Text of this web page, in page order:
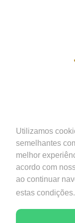
Utilizamos
semelhantes
melhor
acordo com
ao continuar
estas condições.
Copyright ©